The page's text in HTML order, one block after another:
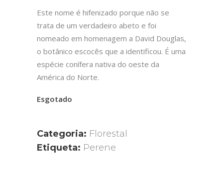
Este nome é hifenizado porque não se
trata de um verdadeiro abeto e foi
nomeado em homenagem a David Douglas,
o botânico escocês que a identificou. É uma
espécie conífera nativa do oeste da
América do Norte.
Esgotado
Categoria: Florestal
Etiqueta: Perene